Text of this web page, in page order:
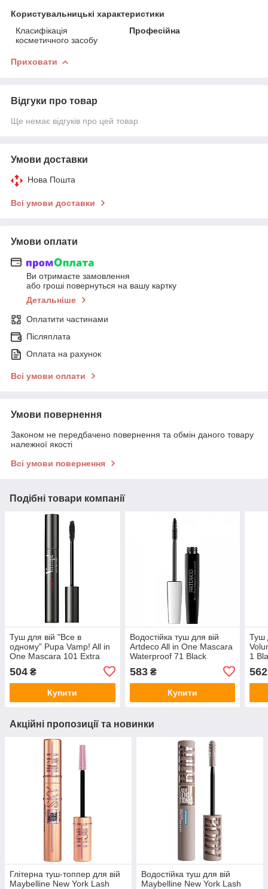
Користувальницькі характеристики
Класифікація
косметичного засобу
Професійна
Приховати
Відгуки про товар
Ще немає відгуків про цей товар
Умови доставки
Нова Пошта
Всі умови доставки
Умови оплати
Ви отримаєте замовлення
або гроші повернуться на вашу картку
Детальніше
Оплатити частинами
Післяплата
Оплата на рахунок
Всі умови оплати
Умови повернення
Законом не передбачено повернення та обмін даного товару
належної якості
Всі умови повернення
Подібні товари компанії
Туш для вій "Все в
одному" Pupa Vamp! All in
One Mascara 101 Extra
504 ₴
Купити
Водостійка туш для вій
Artdeco All in One Mascara
Waterproof 71 Black
583₴
Купити
Туш
1
562
Акційні пропозиції та новинки
Глітерна туш-топпер для вій
Maybelline New York Lash
Водостійка туш для вій
Maybelline New York Lash